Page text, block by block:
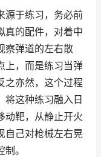
源于练习，务必前
真的配件，对着中
察弹道的左右散
上，而是练习当弹
之亦然，这个过程
将这种练习融入日
动靶，从静止开火
自己对枪械左右晃
。